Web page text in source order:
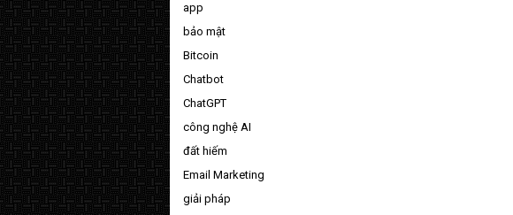
app
bảo mật
Bitcoin
Chatbot
ChatGPT
công nghệ AI
đất hiếm
Email Marketing
giải pháp